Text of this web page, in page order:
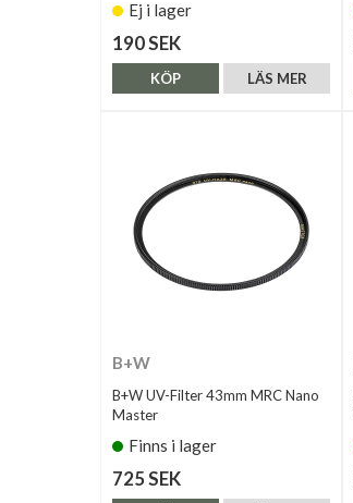
Ej i lager
190 SEK
LÄS MER
KÖP
B+W
B+W UV-Filter 43mm MRC Nano
Master
Finns i lager
725 SEK